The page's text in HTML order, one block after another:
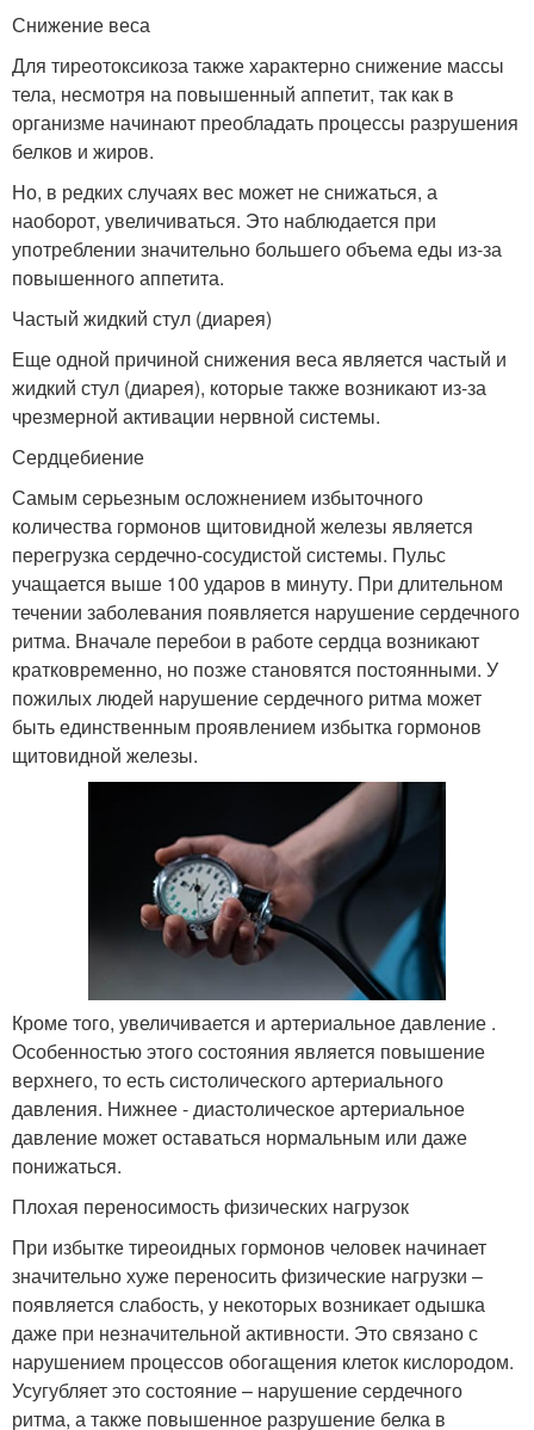
Снижение веса
Для тиреотоксикоза также характерно снижение массы
тела, несмотря на повышенный аппетит, так как в
организме начинают преобладать процессы разрушения
белков и жиров.
Но, в редких случаях вес может не снижаться, а
наоборот, увеличиваться. Это наблюдается при
употреблении значительно большего объема еды из-за
повышенного аппетита.
Частый жидкий стул (диарея)
Еще одной причиной снижения веса является частый и
жидкий стул (диарея), которые также возникают из-за
чрезмерной активации нервной системы.
Сердцебиение
Самым серьезным осложнением избыточного
количества гормонов щитовидной железы является
перегрузка сердечно-сосудистой системы. Пульс
учащается выше 100 ударов в минуту. При длительном
течении заболевания появляется нарушение сердечного
ритма. Вначале перебои в работе сердца возникают
кратковременно, но позже становятся постоянными. У
пожилых людей нарушение сердечного ритма может
быть единственным проявлением избытка гормонов
щитовидной железы.
Кроме того, увеличивается и артериальное давление .
Особенностью этого состояния является повышение
верхнего, то есть систолического артериального
давления. Нижнее - диастолическое артериальное
давление может оставаться нормальным или даже
понижаться.
Плохая переносимость физических нагрузок
При избытке тиреоидных гормонов человек начинает
значительно хуже переносить физические нагрузки –
появляется слабость, у некоторых возникает одышка
даже при незначительной активности. Это связано с
нарушением процессов обогащения клеток кислородом.
Усугубляет это состояние – нарушение сердечного
ритма, а также повышенное разрушение белка в